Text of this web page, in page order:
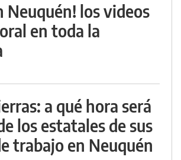
Neuquén! los videos
en toda la
a qué hora será
los estatales de sus
trabajo en Neuquén